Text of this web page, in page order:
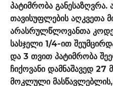
პატიმრობა
თავისუფლების აღკვეთა
არასრულწლოვანთა
სასჯელი 1/4-ით
და 3 თვით პატიმრობა
ჩიქოვანი დამნაშავედ 27
მოკლული მასწავლებლის,